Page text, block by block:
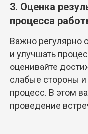
3. Оценка
процесса
Важно регулярно
и улучшать
оценивайте
слабые стороны и
процесс. В этом
проведение